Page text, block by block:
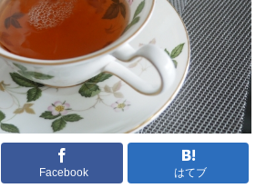
Facebook はてブ